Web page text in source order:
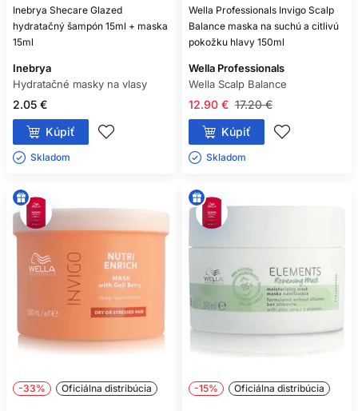
Inebrya Shecare Glazed
hydratačný šampón 15ml + maska
15ml
Inebrya
Hydratačné masky na vlasy
2.05 €
Kúpiť
Skladom ㅤ
Wella Professionals Invigo Scalp
Balance maska na suchú a citlivú
pokožku hlavy 150ml
Wella Professionals
Wella Scalp Balance
17.20 €
12.90 €
Kúpiť
Skladom ㅤ
-33% Oficiálna distribúcia -15% Oficiálna distribúcia